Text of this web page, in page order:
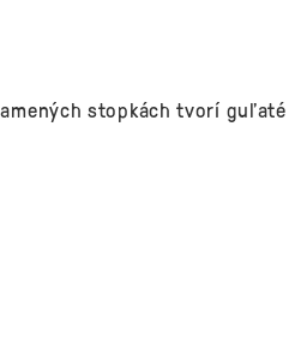
stopkách tvorí guľaté